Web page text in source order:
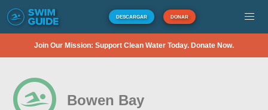
DESCARGAR DONAR
Join Our Mission: Support Clean Water Today. Donate Now.
Bowen Bay